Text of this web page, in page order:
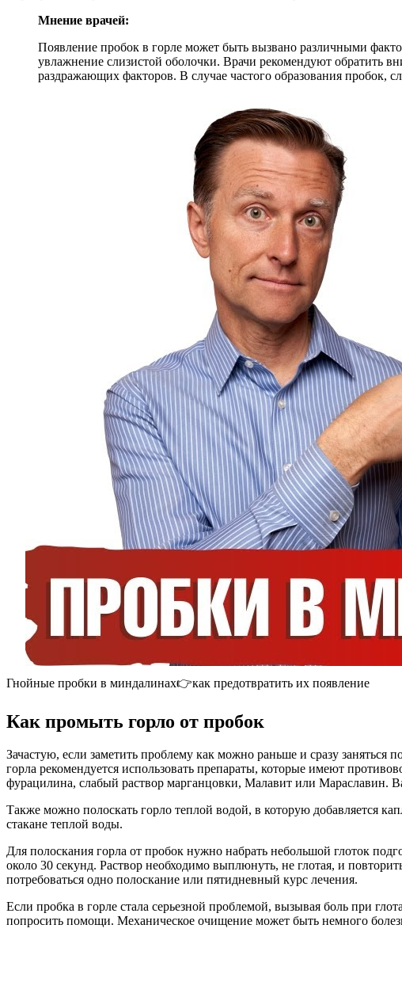
Мнение врачей:
Появление пробок в горле может быть вызвано различными
увлажнение слизистой оболочки. Врачи рекомендуют обратить
раздражающих факторов. В случае частого образования пробок,
Гнойные пробки в миндалинах👉как предотвратить их появление
Как промыть горло от пробок
Зачастую, если заметить проблему как можно раньше и сразу заняться
горла рекомендуется использовать препараты, которые имеют
фурацилина, слабый раствор марганцовки, Малавит или Мараславин.
Также можно полоскать горло теплой водой, в которую добавляется
стакане теплой воды.
Для полоскания горла от пробок нужно набрать небольшой глоток
около 30 секунд. Раствор необходимо выплюнуть, не глотая, и
потребоваться одно полоскание или пятидневный курс лечения.
Если пробка в горле стала серьезной проблемой, вызывая боль при
попросить помощи. Механическое очищение может быть немного